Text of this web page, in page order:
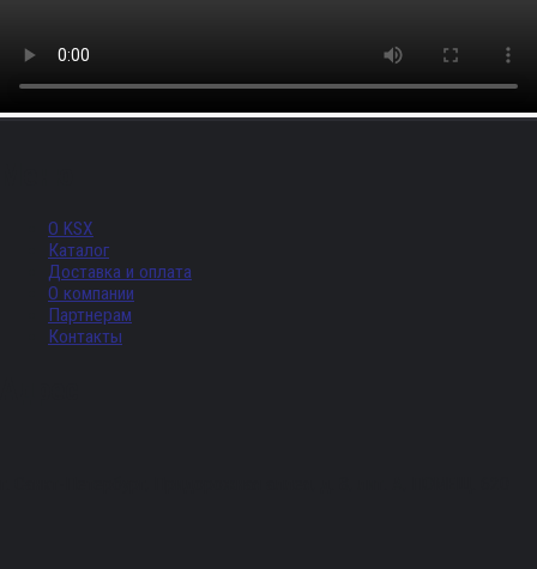
О KSX
Каталог
Доставка и оплата
О компании
Партнерам
Контакты